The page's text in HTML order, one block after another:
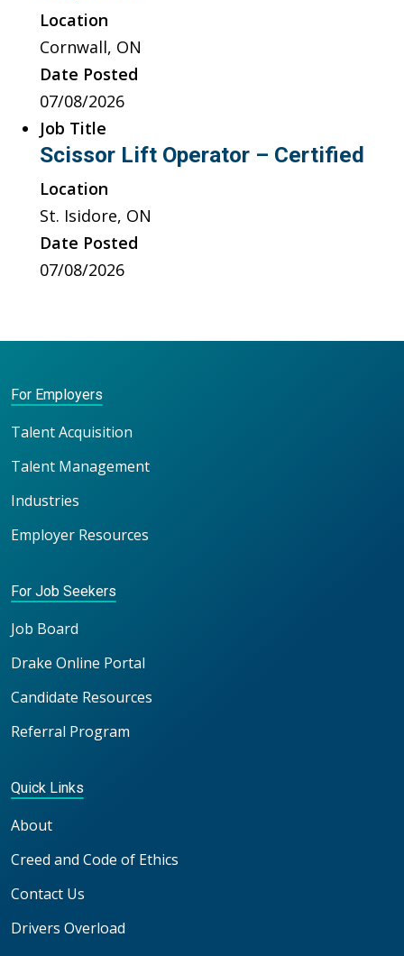
Location
Cornwall, ON
Date Posted
07/08/2026
Job Title
Scissor Lift Operator – Certified
Location
St. Isidore, ON
Date Posted
07/08/2026
For Employers
Talent Acquisition
Talent Management
Industries
Employer Resources
For Job Seekers
Job Board
Drake Online Portal
Candidate Resources
Referral Program
Quick Links
About
Creed and Code of Ethics
Contact Us
Drivers Overload